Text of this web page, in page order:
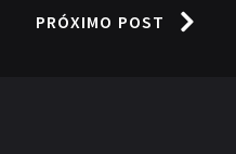
PRÓXIMO POST